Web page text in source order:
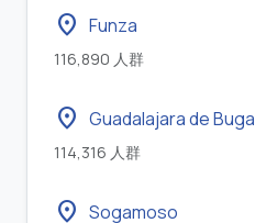
location_on Funza
116,890 人群
location_on Guadalajara de Buga
114,316 人群
location_on Sogamoso